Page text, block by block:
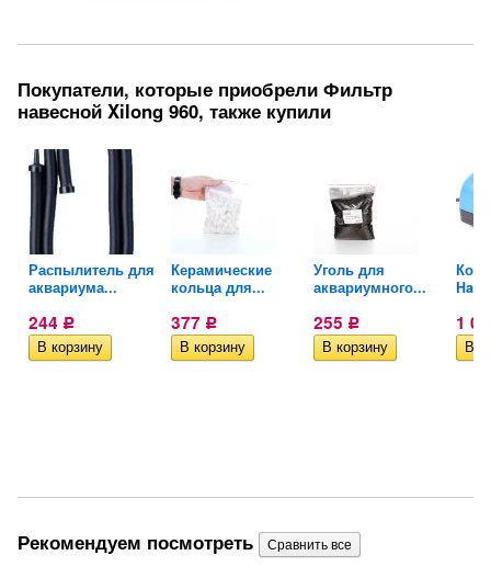
Покупатели, которые приобрели Фильтр
навесной Xilong 960, также купили
Распылитель для
аквариума...
244 Р
Керамические
кольца для...
377 Р
Уголь для
аквариумного...
255 Р 1
Рекомендуем посмотреть